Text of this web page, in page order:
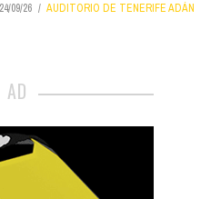
09/26
AUDITORIO DE TENERIFE ADÁN
AD